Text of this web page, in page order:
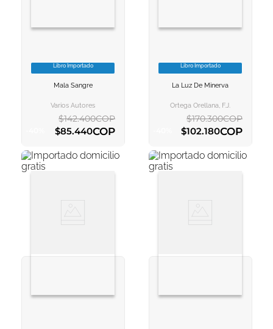
VER INFORMACION
Libro Importado
Mala Sangre
Varios Autores
$142.400COP
$85.440COP
AGREGAR AL CARRITO
VER INFORMACION
Libro Importado
La Luz De Minerva
Ortega Orellana, F.j.
$170.300COP
$102.180COP
AGREGAR AL CARRITO